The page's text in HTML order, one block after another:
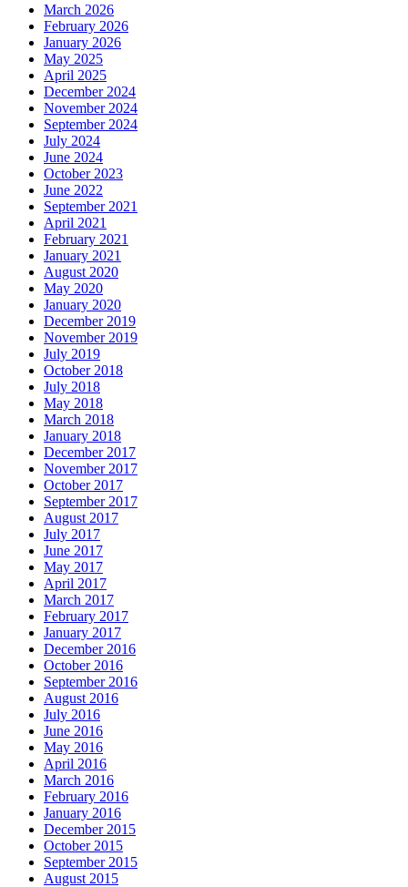
March 2026
February 2026
January 2026
May 2025
April 2025
December 2024
November 2024
September 2024
July 2024
June 2024
October 2023
June 2022
September 2021
April 2021
February 2021
January 2021
August 2020
May 2020
January 2020
December 2019
November 2019
July 2019
October 2018
July 2018
May 2018
March 2018
January 2018
December 2017
November 2017
October 2017
September 2017
August 2017
July 2017
June 2017
May 2017
April 2017
March 2017
February 2017
January 2017
December 2016
October 2016
September 2016
August 2016
July 2016
June 2016
May 2016
April 2016
March 2016
February 2016
January 2016
December 2015
October 2015
September 2015
August 2015